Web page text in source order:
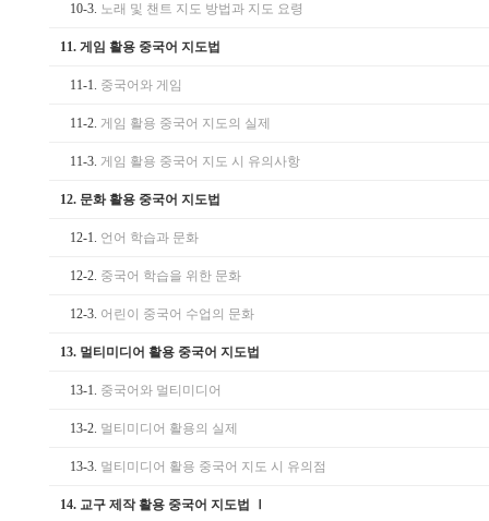
10-3. 노래 및 챈트 지도 방법과 지도 요령
11. 게임 활용 중국어 지도법
11-1. 중국어와 게임
11-2. 게임 활용 중국어 지도의 실제
11-3. 게임 활용 중국어 지도 시 유의사항
12. 문화 활용 중국어 지도법
12-1. 언어 학습과 문화
12-2. 중국어 학습을 위한 문화
12-3. 어린이 중국어 수업의 문화
13. 멀티미디어 활용 중국어 지도법
13-1. 중국어와 멀티미디어
13-2. 멀티미디어 활용의 실제
13-3. 멀티미디어 활용 중국어 지도 시 유의점
14. 교구 제작 활용 중국어 지도법 Ⅰ